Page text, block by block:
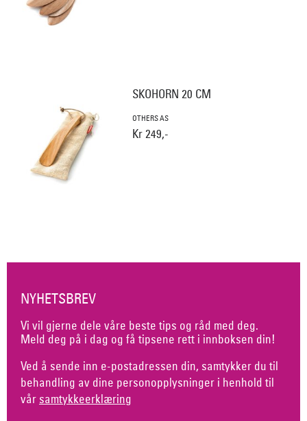
SKOHORN 20 CM
OTHERS AS
Kr 249,-
NYHETSBREV
Vi vil gjerne dele våre beste tips og råd med deg.
Meld deg på i dag og få tipsene rett i innboksen din!
Ved å sende inn e-postadressen din, samtykker du til
behandling av dine personopplysninger i henhold til
vår samtykkeerklæring